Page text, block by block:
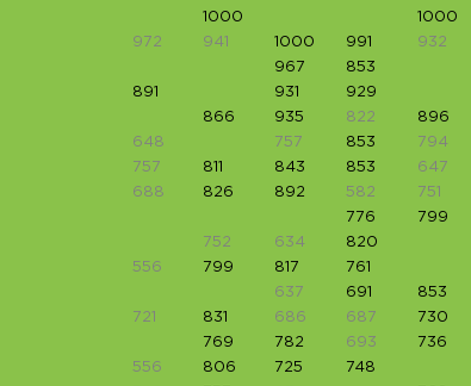
1000 1000
972 941 1000 991 932
967 853
891 931 929
866 935 822 896
648 757 853 794
757 811 843 853 647
688 826 892 582 751
776 799
752 634 820
556 799 817 761
637 691 853
721 831 686 687 730
769 782 693 736
556 806 725 748